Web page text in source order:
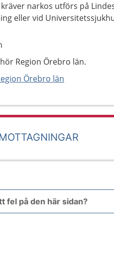
narkos utförs på
eller vid
Region Örebro län.
Örebro län
fel på den här sidan?